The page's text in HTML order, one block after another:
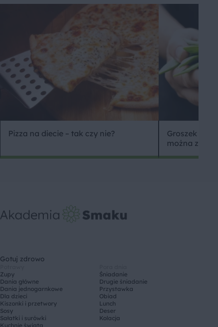
Pizza na diecie – tak czy nie?
Groszek
można z
Gotuj zdrowo
Zupy
Dania główne
Dania jednogarnkowe
Dla dzieci
Kiszonki i przetwory
Sosy
Sałatki i surówki
Kuchnie świata
Śniadanie
Drugie śniadanie
Przystawka
Obiad
Lunch
Deser
Kolacja